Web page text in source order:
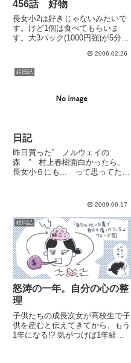
456話 好物
長女小2は好きじゃないみたいで
す。けど1個は食べてもらいま
す。大3パック(1000円強)が5分で
2006.02.26
絵日記
日記
昨日買った” ノルウェイの
森 ” 村上春樹面白かったら、
長女小６にも... って思ってたけ
の肩こりきました。最初は肩こり
よ頭痛に目まいがひどくて、.....
2009.06.17
絵日記
怒涛の一年。自分の心の整
理
子供たちの成長次女が高校生で子
供を産むと伝えてきてから、もう
1年になる!? 気がつけば1年経っ